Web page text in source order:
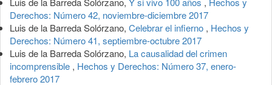
Derechos: Número 42, noviembre-diciembre 2017
Luis de la Barreda Solórzano, Celebrar el infierno , Hechos y
Derechos: Número 41, septiembre-octubre 2017
Luis de la Barreda Solórzano, La causalidad del crimen
incomprensible , Hechos y Derechos: Número 37, enero-
febrero 2017